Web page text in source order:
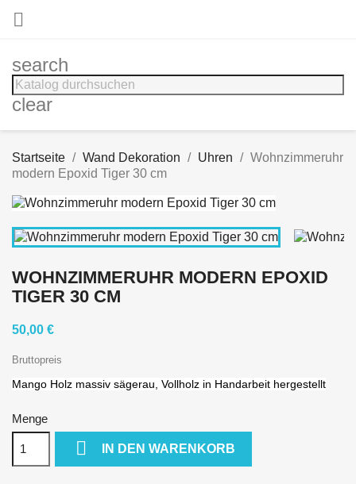

search
clear
Startseite Wand Dekoration Uhren
Wohnzimmeruhr
modern Epoxid Tiger 30 cm
WOHNZIMMERUHR MODERN EPOXID
TIGER 30 CM
50,00 €
Bruttopreis
Mango Holz massiv sägerau, Vollholz in Handarbeit hergestellt
Menge
 IN DEN WARENKORB